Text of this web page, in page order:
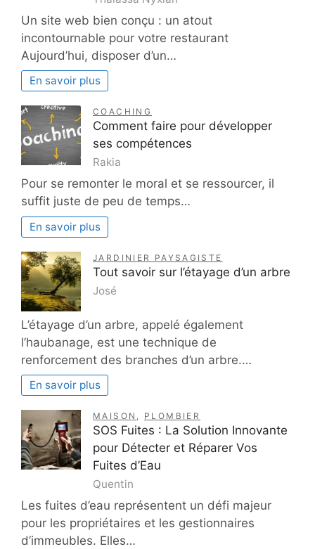
Un site web bien conçu : un atout
incontournable pour votre restaurant
Aujourd’hui, disposer d’un…
En savoir plus
COACHING
Comment faire pour développer
ses compétences
Rakia
Pour se remonter le moral et se ressourcer, il
suffit juste de peu de temps…
En savoir plus
JARDINIER PAYSAGISTE
Tout savoir sur l’étayage d’un arbre
José
L’étayage d’un arbre, appelé également
l’haubanage, est une technique de
renforcement des branches d’un arbre.…
En savoir plus
MAISON , PLOMBIER
SOS Fuites : La Solution Innovante
pour Détecter et Réparer Vos
Fuites d’Eau
Quentin
Les fuites d’eau représentent un défi majeur
pour les propriétaires et les gestionnaires
d’immeubles. Elles…